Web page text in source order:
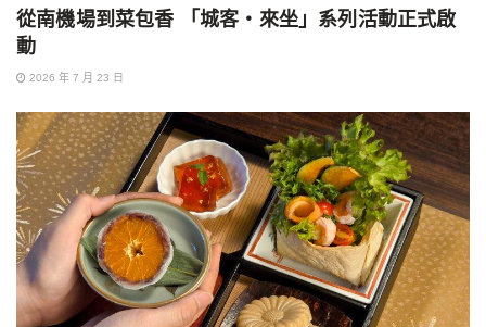
從南機場到菜包香 「城客・來坐」系列活動正式啟
動
2026 年 7 月 23 日